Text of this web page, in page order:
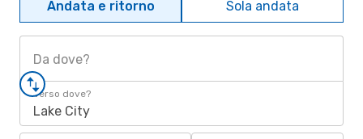
Andata e ritorno Sola andata
Da dove?
Verso dove?
Lake City